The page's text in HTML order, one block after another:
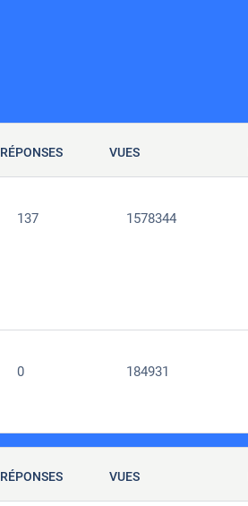
RÉPONSES VUES
137 1578344
0 184931
RÉPONSES VUES